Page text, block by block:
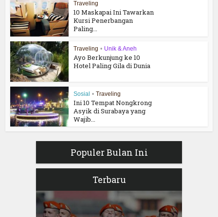
Traveling
10 Maskapai Ini Tawarkan
Kursi Penerbangan
Paling...
Traveling • Unik & Aneh
Ayo Berkunjung ke 10
Hotel Paling Gila di Dunia
Sosial • Traveling
Ini 10 Tempat Nongkrong
Asyik di Surabaya yang
Wajib...
Populer Bulan Ini
Terbaru